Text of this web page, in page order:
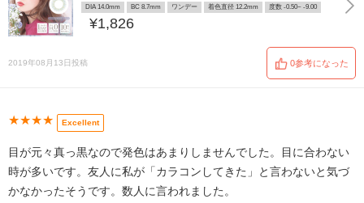
DIA 14.0mm BC 8.7mm ワンデー 着色直径 12.2mm 度数 -0.50~ -9.00
¥1,826
2019年08月13日投稿 0参考になった
★★★★ Excellent
目が元々真っ黒なので発色はあまりしませんでした。目に合わない
時が多いです。友人に私が「カラコンしてきた」と言わないと気づ
かなかったそうです。数人に言われました。